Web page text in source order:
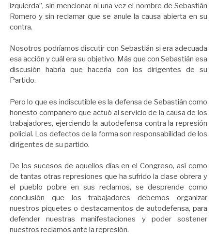
izquierda”, sin mencionar ni una vez el nombre de Sebastián
Romero y sin reclamar que se anule la causa abierta en su
contra.
Nosotros podríamos discutir con Sebastián si era adecuada
esa acción y cuál era su objetivo. Más que con Sebastián esa
discusión habría que hacerla con los dirigentes de su
Partido.
Pero lo que es indiscutible es la defensa de Sebastián como
honesto compañero que actuó al servicio de la causa de los
trabajadores, ejerciendo la autodefensa contra la represión
policial. Los defectos de la forma son responsabilidad de los
dirigentes de su partido.
De los sucesos de aquellos días en el Congreso, así como
de tantas otras represiones que ha sufrido la clase obrera y
el pueblo pobre en sus reclamos, se desprende como
conclusión que los trabajadores debemos organizar
nuestros piquetes o destacamentos de autodefensa, para
defender nuestras manifestaciones y poder sostener
nuestros reclamos ante la represión.